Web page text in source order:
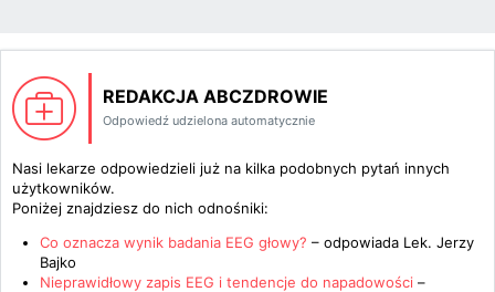
REDAKCJA ABCZDROWIE
Odpowiedź udzielona automatycznie
Nasi lekarze odpowiedzieli już na kilka podobnych pytań innych
użytkowników.
Poniżej znajdziesz do nich odnośniki:
Co oznacza wynik badania EEG głowy? – odpowiada Lek. Jerzy
Bajko
Nieprawidłowy zapis EEG i tendencje do napadowości –